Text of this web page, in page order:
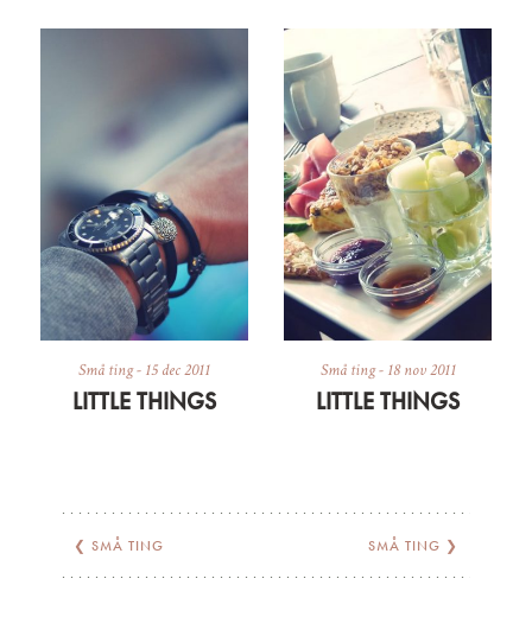
Små ting- 15 dec 2011
LITTLE THINGS
Små ting- 18 nov 2011
LITTLE THINGS
❮ SMÅ TING SMÅ TING ❯